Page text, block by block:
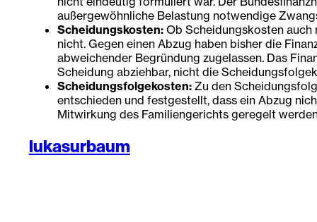
außergewöhnliche Belastung notwendige
Scheidungskosten:Ob Scheidungskosten auch
nicht. Gegen einen Abzug haben bisher die
abweichender Begründung zugelassen. Das
Scheidung abziehbar, nicht die
Scheidungsfolgekosten:Zu den
entschieden und festgestellt, dass ein Abzug
Mitwirkung des Familiengerichts geregelt
lukasurbaum